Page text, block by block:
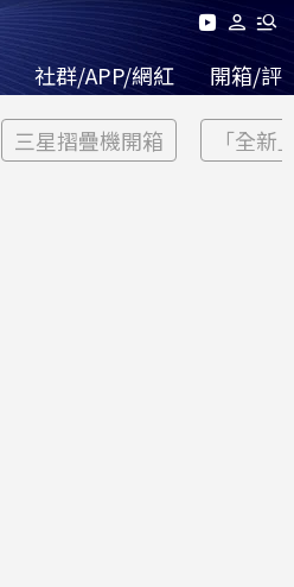
社群/APP/網紅 開箱/評
三星摺疊機開箱 「全新